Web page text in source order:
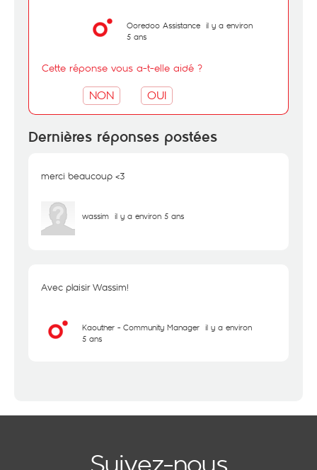
Ooredoo Assistance il y a environ
5 ans
Cette réponse vous a-t-elle aidé ?
NON OUI
Dernières réponses postées
merci beaucoup <3
wassim il y a environ 5 ans
Avec plaisir Wassim!
Kaouther - Community Manager il y a environ
5 ans
Suivez-nous